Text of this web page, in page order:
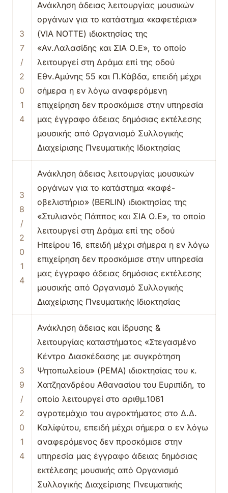
3
7
/
2
0
1
4
Ανάκληση άδειας λειτουργίας μουσικών
οργάνων για το κατάστημα «καφετέρια»
(VIA NOTTE) ιδιοκτησίας της
«Αν.Λαλασίδης και ΣΙΑ Ο.Ε», το οποίο
λειτουργεί στη Δράμα επί της οδού
Εθν.Αμύνης 55 και Π.Κάβδα, επειδή μέχρι
σήμερα η εν λόγω αναφερόμενη
επιχείρηση δεν προσκόμισε στην υπηρεσία
μας έγγραφο άδειας δημόσιας εκτέλεσης
μουσικής από Οργανισμό Συλλογικής
Διαχείρισης Πνευματικής Ιδιοκτησίας
3
8
/
2
0
1
4
Ανάκληση άδειας λειτουργίας μουσικών
οργάνων για το κατάστημα «καφέ-
οβελιστήριο» (BERLIN) ιδιοκτησίας της
«Στυλιανός Πάππος και ΣΙΑ Ο.Ε», το οποίο
λειτουργεί στη Δράμα επί της οδού
Ηπείρου 16, επειδή μέχρι σήμερα η εν λόγω
επιχείρηση δεν προσκόμισε στην υπηρεσία
μας έγγραφο άδειας δημόσιας εκτέλεσης
μουσικής από Οργανισμό Συλλογικής
Διαχείρισης Πνευματικής Ιδιοκτησίας
3
9
/
2
0
1
4
Ανάκληση άδειας και ίδρυσης &
λειτουργίας καταστήματος «Στεγασμένο
Κέντρο Διασκέδασης με συγκρότηση
Ψητοπωλείου» (ΡΕΜΑ) ιδιοκτησίας του κ.
Χατζηανδρέου Αθανασίου του Ευριπίδη, το
οποίο λειτουργεί στο αριθμ.1061
αγροτεμάχιο του αγροκτήματος στο Δ.Δ.
Καλίφύτου, επειδή μέχρι σήμερα ο εν λόγω
αναφερόμενος δεν προσκόμισε στην
υπηρεσία μας έγγραφο άδειας δημόσιας
εκτέλεσης μουσικής από Οργανισμό
Συλλογικής Διαχείρισης Πνευματικής